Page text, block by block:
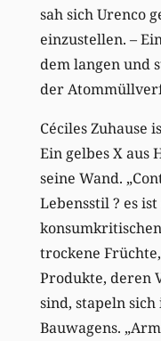
sah sich Urenco
einzustellen. –
dem langen und
der
Céciles Zuhause
Ein gelbes X aus
seine Wand.
Lebensstil ? es
trockene
Produkte, deren
sind, stapeln
Bauwagens.